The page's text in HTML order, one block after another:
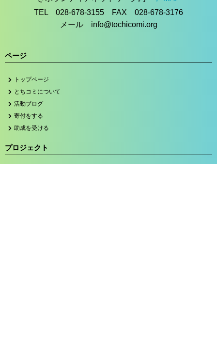
TEL 028-678-3155 FAX 028-678-3176
メール info@tochicomi.org
ページ
トップページ
とちコミについて
活動ブログ
寄付をする
助成を受ける
プロジェクト